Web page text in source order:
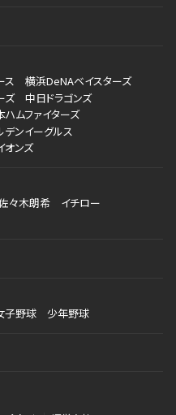
ス
横浜DeNAベイスターズ
ズ
中日ドラゴンズ
ムファイターズ
ンイーグルス
オンズ
々木朗希
イチロー
子野球 少年野球